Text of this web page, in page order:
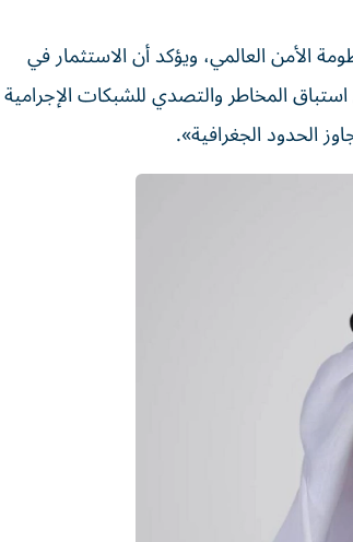
الأمن العالمي، ويؤكد أن الاستثمار في
استباق المخاطر والتصدي للشبكات الإجرامية
الحدود الجغرافية».